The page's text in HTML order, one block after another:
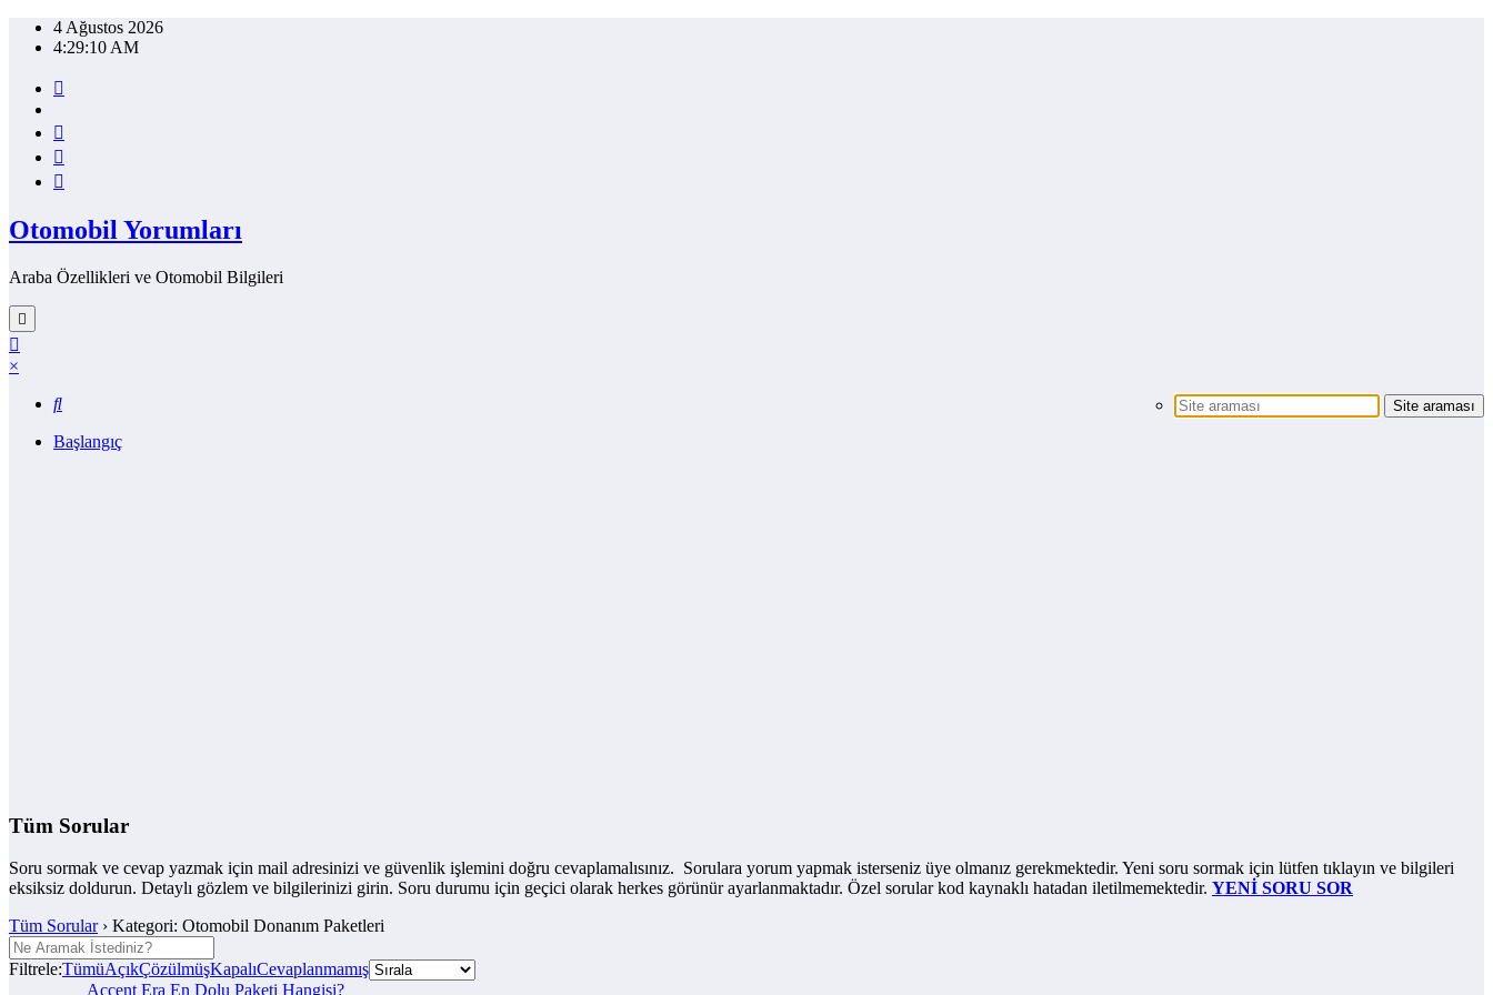
İçeriğe4 Ağustos 2026
4:29:11 AM
Otomobil Yorumları
Araba Özellikleri ve Otomobil Bilgileri
×
Başlangıç
Tüm Sorular
Soru sormak ve cevap yazmak için mail adresinizi ve güvenlik işlemini doğru cevaplamalısınız. Sorulara yorum yapmak isterseniz üye olmanız gerekmektedir. Yeni soru sormak için lütfen tıklayın ve bilgileri
eksiksiz doldurun. Detaylı gözlem ve bilgilerinizi girin. Soru durumu için geçici olarak herkes görünür ayarlanmaktadır. Özel sorular kod kaynaklı hatadan iletilmemektedir. YENİ SORU SOR
Tüm Sorular› Kategori: Otomobil Donanım Paketleri
Filtrele:TümüAçıkÇözülmüşKapalıCevaplanmamış
Accent Era En Dolu Paketi Hangisi?